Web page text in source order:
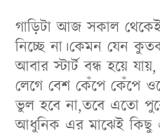
গাড়িটা আজ সকাল
নিচ্ছে না।কেমন যেন
আবার স্টার্ট বন্ধ হয়ে যায়,
লেগে বেশ কেঁপে কেঁপে
ভুল হবে না,তবে এতো
আধুনিক এর মাঝেই কিছু